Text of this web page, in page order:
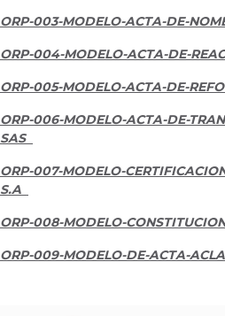
ORP-003-MODELO-ACTA-DE-
ORP-004-MODELO-ACTA-DE-
ORP-005-MODELO-ACTA-DE-
ORP-006-MODELO-ACTA-DE-
SAS
ORP-007-MODELO-
S.A
ORP-008-MODELO-
ORP-009-MODELO-DE-ACTA-